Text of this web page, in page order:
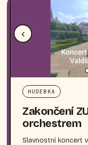
‹
HUDEBKA
Zakončení
orchestrem
Slavnostní koncert